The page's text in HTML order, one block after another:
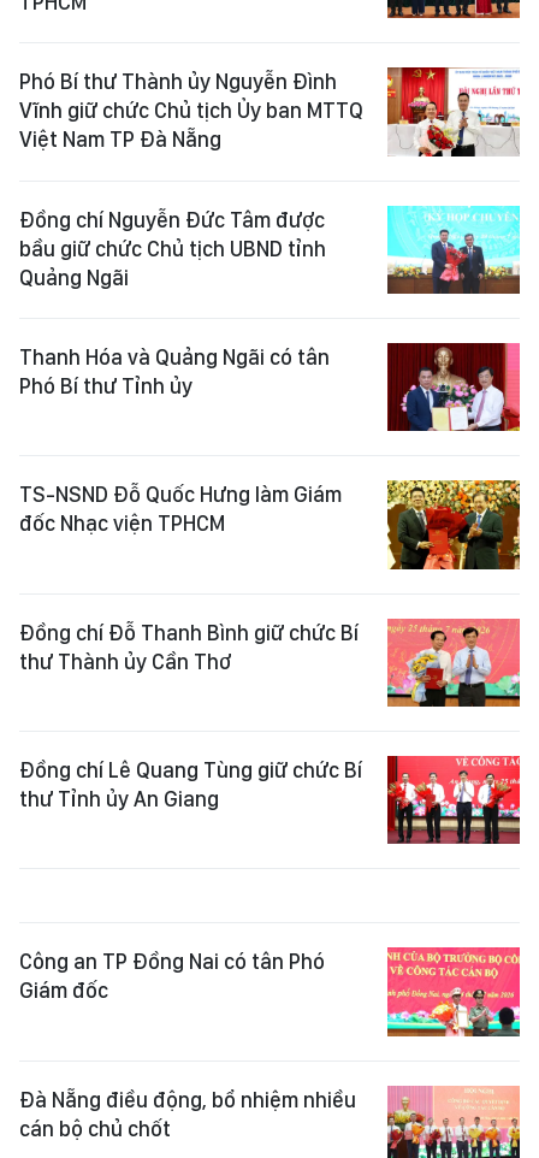
Phó Bí thư Thành ủy Nguyễn Đình
Vĩnh giữ chức Chủ tịch Ủy ban MTTQ
Việt Nam TP Đà Nẵng
Đồng chí Nguyễn Đức Tâm được
bầu giữ chức Chủ tịch UBND tỉnh
Quảng Ngãi
Thanh Hóa và Quảng Ngãi có tân
Phó Bí thư Tỉnh ủy
TS-NSND Đỗ Quốc Hưng làm Giám
đốc Nhạc viện TPHCM
Đồng chí Đỗ Thanh Bình giữ chức Bí
thư Thành ủy Cần Thơ
Đồng chí Lê Quang Tùng giữ chức Bí
thư Tỉnh ủy An Giang
Công an TP Đồng Nai có tân Phó
Giám đốc
Đà Nẵng điều động, bổ nhiệm nhiều
cán bộ chủ chốt